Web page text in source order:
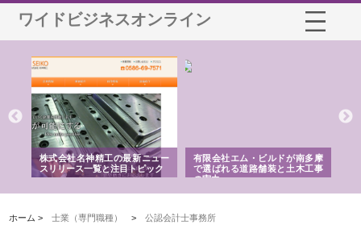
ワイドビジネスオンライン
株式会社名神精工の最新ニュー
スリリース一覧と注目トピック
有限会社エム・ビルドが南多摩
で選ばれる道路舗装と土木工事
の実力
ホーム >士業（専門職種） >公認会計士事務所